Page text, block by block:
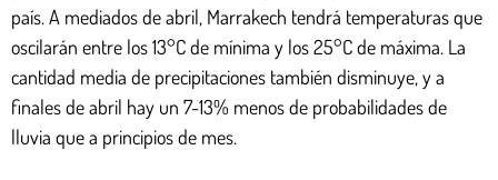
país. A mediados de abril, Marrakech tendrá temperaturas que
oscilarán entre los 13°C de mínima y los 25°C de máxima. La
cantidad media de precipitaciones también disminuye, y a
finales de abril hay un 7-13% menos de probabilidades de
lluvia que a principios de mes.